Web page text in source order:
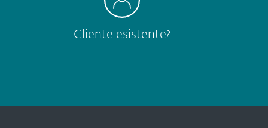
Cliente esistente?